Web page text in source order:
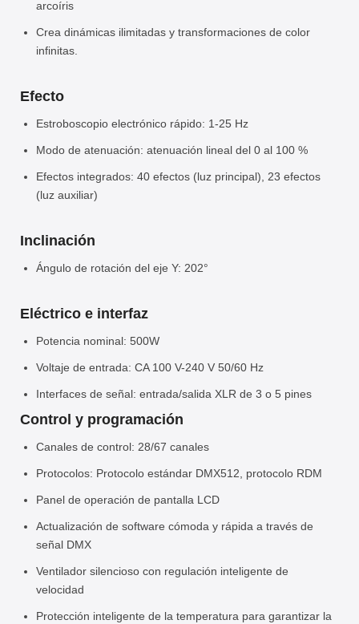
arcoíris
Crea dinámicas ilimitadas y transformaciones de color
infinitas.
Efecto
Estroboscopio electrónico rápido: 1-25 Hz
Modo de atenuación: atenuación lineal del 0 al 100 %
Efectos integrados: 40 efectos (luz principal), 23 efectos
(luz auxiliar)
Inclinación
Ángulo de rotación del eje Y: 202°
Eléctrico e interfaz
Potencia nominal: 500W
Voltaje de entrada: CA 100 V-240 V 50/60 Hz
Interfaces de señal: entrada/salida XLR de 3 o 5 pines
Control y programación
Canales de control: 28/67 canales
Protocolos: Protocolo estándar DMX512, protocolo RDM
Panel de operación de pantalla LCD
Actualización de software cómoda y rápida a través de
señal DMX
Ventilador silencioso con regulación inteligente de
velocidad
Protección inteligente de la temperatura para garantizar la